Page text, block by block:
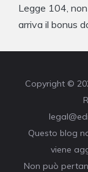
Legge 104,
arriva il bonus
Copyright ©
Questo blog
viene
Non può